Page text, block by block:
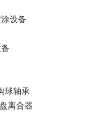
设备
球轴承
离合器